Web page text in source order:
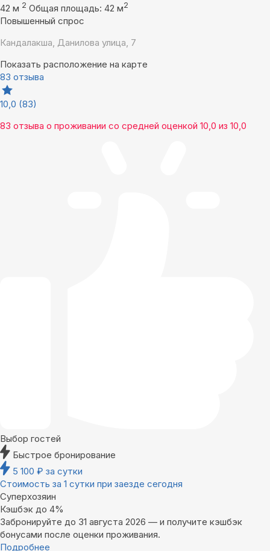
42 м 2 Общая площадь: 42 м2
Повышенный спрос
Кандалакша, Данилова улица, 7
Показать расположение на карте
83 отзыва
10,0 (83)
83 отзыва о проживании со средней оценкой 10,0 из 10,0
Выбор гостей
Быстрое бронирование
5 100 ₽ за сутки
Стоимость за 1 сутки при заезде сегодня
Суперхозяин
Кэшбэк до 4%
Забронируйте до 31 августа 2026 — и получите кэшбэк
бонусами после оценки проживания.
Подробнее